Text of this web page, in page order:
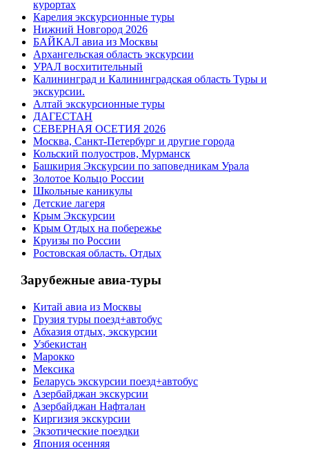
курортах
Карелия экскурсионные туры
Нижний Новгород 2026
БАЙКАЛ авиа из Москвы
Архангельская область экскурсии
УРАЛ восхитительный
Калининград и Калининградская область Туры и
экскурсии.
Алтай экскурсионные туры
ДАГЕСТАН
СЕВЕРНАЯ ОСЕТИЯ 2026
Москва, Санкт-Петербург и другие города
Кольский полуостров, Мурманск
Башкирия Экскурсии по заповедникам Урала
Золотое Кольцо России
Школьные каникулы
Детские лагеря
Крым Экскурсии
Крым Отдых на побережье
Круизы по России
Ростовская область. Отдых
Зарубежные авиа-туры
Китай авиа из Москвы
Грузия туры поезд+автобус
Абхазия отдых, экскурсии
Узбекистан
Марокко
Мексика
Беларусь экскурсии поезд+автобус
Азербайджан экскурсии
Азербайджан Нафталан
Киргизия экскурсии
Экзотические поездки
Япония осенняя